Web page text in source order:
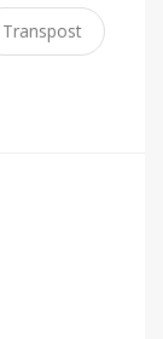
Transpost